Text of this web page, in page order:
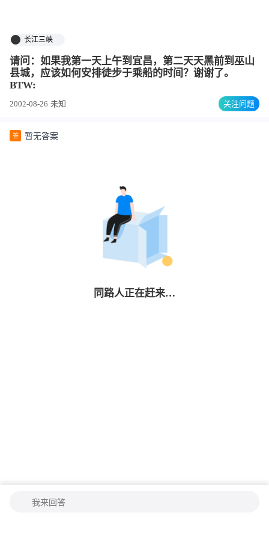
长江三峡
请问：如果我第一天上午到宜昌，第二天天黑前到巫山
县城，应该如何安排徒步于乘船的时间？谢谢了。
BTW:
2002-08-26 未知 关注问题
答 暂无答案
同路人正在赶来…